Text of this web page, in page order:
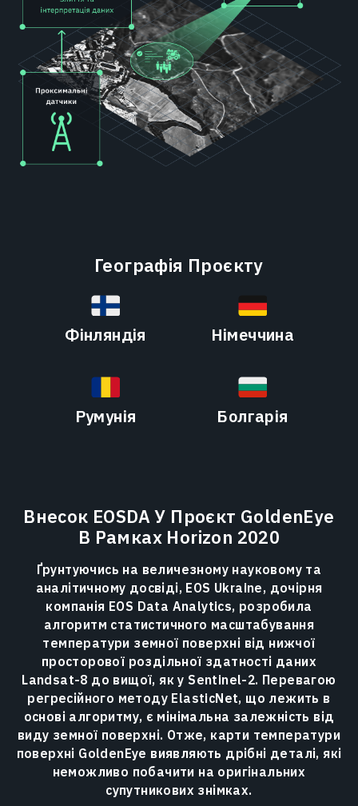
Географія Проєкту
Фінляндія Німеччина
Румунія Болгарія
Внесок EOSDA У Проєкт GoldenEye
В Рамках Horizon 2020
Ґрунтуючись на величезному науковому та
аналітичному досвіді, EOS Ukraine, дочірня
компанія EOS Data Analytics, розробила
алгоритм статистичного масштабування
температури земної поверхні від нижчої
просторової роздільної здатності даних
Landsat-8 до вищої, як у Sentinel-2. Перевагою
регресійного методу ElasticNet, що лежить в
основі алгоритму, є мінімальна залежність від
виду земної поверхні. Отже, карти температури
поверхні GoldenEye виявляють дрібні деталі, які
неможливо побачити на оригінальних
супутникових знімках.